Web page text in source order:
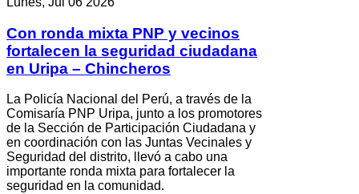
Con ronda mixta PNP y vecinos
fortalecen la seguridad ciudadana
en Uripa – Chincheros
La Policía Nacional del Perú, a través de la
Comisaría PNP Uripa, junto a los promotores
de la Sección de Participación Ciudadana y
en coordinación con las Juntas Vecinales y
Seguridad del distrito, llevó a cabo una
importante ronda mixta para fortalecer la
seguridad en la comunidad.